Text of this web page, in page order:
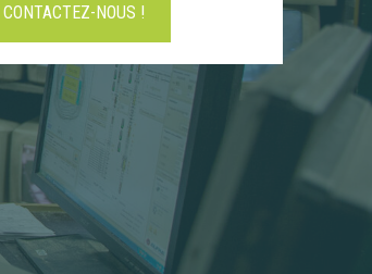
CONTACTEZ-NOUS !